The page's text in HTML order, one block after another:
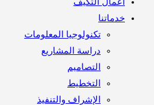
تكنولوجيا المعلومات
دراسة المشاريع
التصاميم
التخطيط
الإشراف والتنفيذ